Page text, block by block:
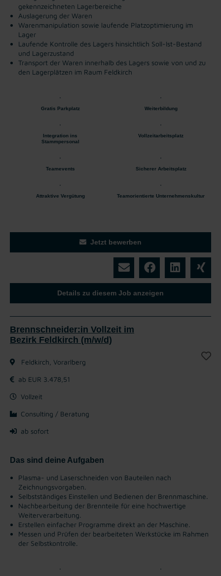
gekennzeichneten Lagerbereiche
Auslagerung der Waren
Warenmanipulation sowie laufende Platzoptimierung im
Lager
Laufende Kontrolle des Lagers hinsichtlich Soll-Ist-Bestand
und Lagerzustand
Transport der Waren innerhalb des Lagers sowie von und zu
den Lagerplätzen im Raum Feldkirch
Gratis Parkplatz Weiterbildung
Integration ins
Stammpersonal
Vollzeitarbeitsplatz
Teamevents Sicherer Arbeitsplatz
Attraktive Vergütung Teamorientierte Unternehmenskultur
Jetzt bewerben
Details zu diesem Job anzeigen
Brennschneider:in Vollzeit im
Bezirk Feldkirch (m/w/d)
Feldkirch, Vorarlberg
ab EUR 3.478,51
Vollzeit
Consulting / Beratung
ab sofort
Das sind deine Aufgaben
Plasma- und Laserschneiden von Bauteilen nach
Zeichnungsvorgaben.
Selbstständiges Einstellen und Bedienen der Brennmaschine.
Nachbearbeitung der Brennteile für eine hochwertige
Weiterverarbeitung.
Erstellen einfacher Programme direkt an der Maschine.
Messen und Prüfen der bearbeiteten Werkstücke im Rahmen
der Selbstkontrolle.